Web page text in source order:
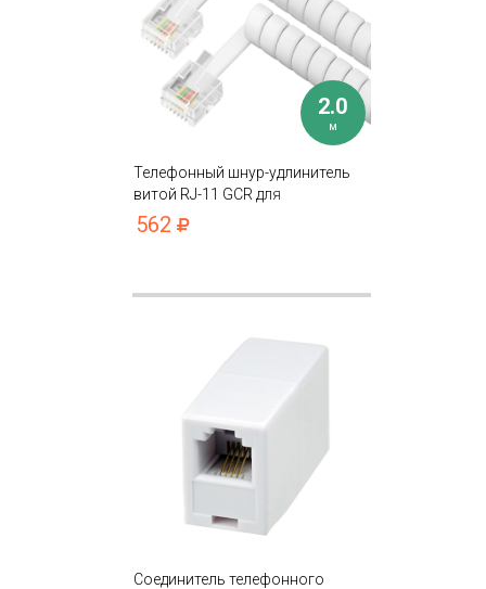
2.0
м
Телефонный шнур-удлинитель
витой RJ-11 GCR для
подключения устройств
562
Соединитель телефонного